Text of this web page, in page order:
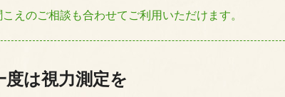
えのご相談も合わせてご利用いただけます。
度は視力測定を